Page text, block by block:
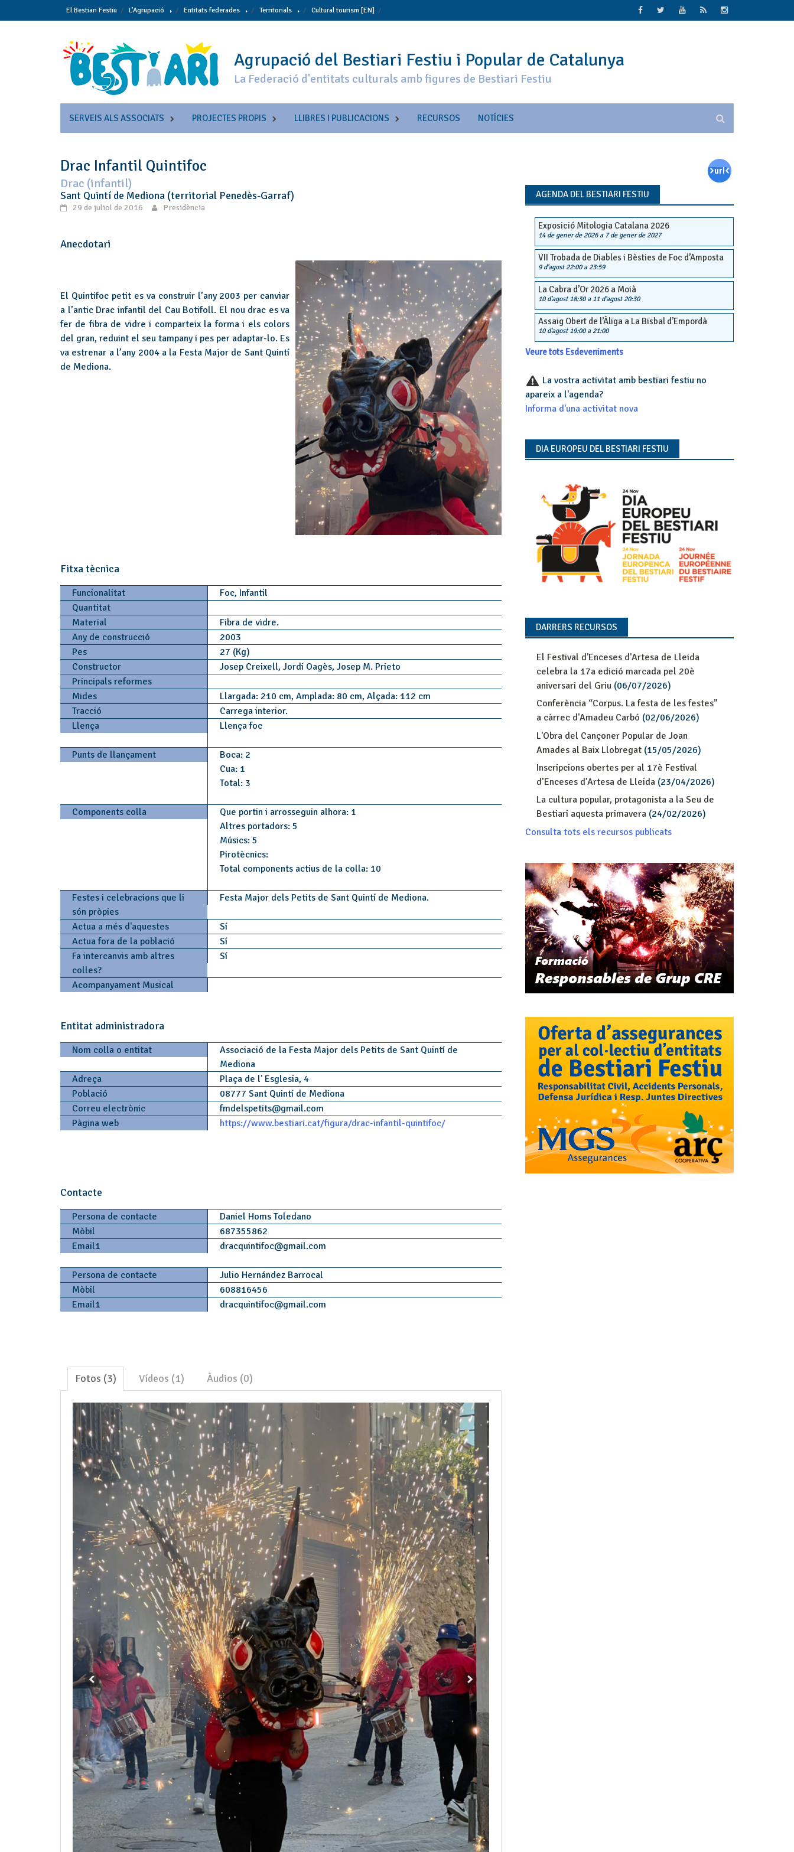
to
El Bestiari Festiu L’Agrupació Entitats federades Territorials Cultural tourism [EN]
Agrupació del Bestiari Festiu i Popular de Catalunya
La Federació d'entitats culturals amb figures de Bestiari Festiu
SERVEIS ALS ASSOCIATS PROJECTES PROPIS LLIBRES I PUBLICACIONS RECURSOS NOTÍCIES
Drac Infantil Quintifoc
Drac (infantil)
Sant Quintí de Mediona (territorial Penedès-Garraf)
29 de juliol de 2016 Presidència
Anecdotari
El Quintifoc petit es va construir l’any 2003 per canviar
a l’antic Drac infantil del Cau Botifoll. El nou drac es va
fer de fibra de vidre i comparteix la forma i els colors
del gran, reduint el seu tampany i pes per adaptar-lo. Es
va estrenar a l’any 2004 a la Festa Major de Sant Quintí
de Mediona.
Fitxa tècnica
Funcionalitat
Foc, Infantil
Quantitat
Material
Fibra de vidre.
Any de construcció
2003
Pes
27 (Kg)
Constructor
Josep Creixell, Jordi Oagès, Josep M. Prieto
Principals reformes
Mides
Llargada: 210 cm, Amplada: 80 cm, Alçada: 112 cm
Tracció
Carrega interior.
Llença
Llença foc
Punts de llançament
Boca: 2
Cua: 1
Total: 3
Components colla
Que portin i arrosseguin alhora: 1
Altres portadors: 5
Músics: 5
Pirotècnics:
Total components actius de la colla: 10
Festes i celebracions que li
són pròpies
Festa Major dels Petits de Sant Quintí de Mediona.
Actua a més d'aquestes
Sí
Actua fora de la població
Sí
Fa intercanvis amb altres
colles?
Sí
Acompanyament Musical
Entitat administradora
Nom colla o entitat
Associació de la Festa Major dels Petits de Sant Quintí de
Mediona
Adreça
Plaça de l' Esglesia, 4
Població
08777 Sant Quintí de Mediona
Correu electrònic
fmdelspetits@gmail.com
Pàgina web
https://www.bestiari.cat/figura/drac-infantil-quintifoc/
Contacte
Persona de contacte
Daniel Homs Toledano
Mòbil
687355862
Email1
dracquintifoc@gmail.com
Persona de contacte
Julio Hernández Barrocal
Mòbil
608816456
Email1
dracquintifoc@gmail.com
Fotos (3) Vídeos (1) Àudios (0)
AGENDA DEL BESTIARI FESTIU
Exposició Mitologia Catalana 2026
14 de gener de 2026a 7 de gener de 2027
VII Trobada de Diables i Bèsties de Foc d’Amposta
9 d'agost 22:00a 23:59
La Cabra d’Or 2026 a Moià
10 d'agost 18:30a 11 d'agost 20:30
Assaig Obert de l’Àliga a La Bisbal d’Empordà
10 d'agost 19:00a 21:00
Veure tots Esdeveniments
La vostra activitat amb bestiari festiu no
apareix a l'agenda?
Informa d'una activitat nova
DIA EUROPEU DEL BESTIARI FESTIU
DARRERS RECURSOS
El Festival d'Enceses d'Artesa de Lleida
celebra la 17a edició marcada pel 20è
aniversari del Griu(06/07/2026)
Conferència “Corpus. La festa de les festes”
a càrrec d'Amadeu Carbó (02/06/2026)
L'Obra del Cançoner Popular de Joan
Amades al Baix Llobregat(15/05/2026)
Inscripcions obertes per al 17è Festival
d’Enceses d’Artesa de Lleida(23/04/2026)
La cultura popular, protagonista a la Seu de
Bestiari aquesta primavera(24/02/2026)
Consulta tots els recursos publicats